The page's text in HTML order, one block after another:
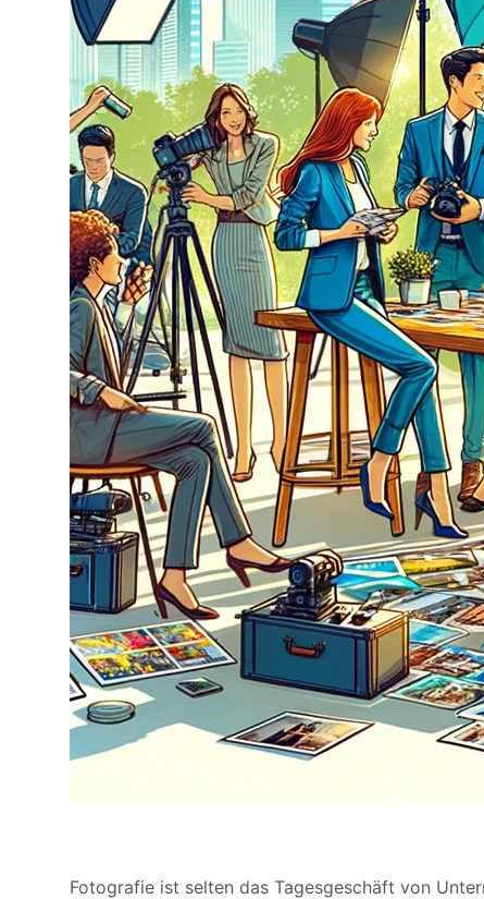
Fotografie ist selten das Tagesgeschäft von